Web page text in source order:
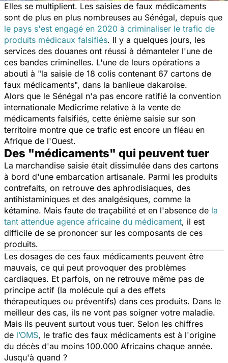
Elles se multiplient. Les saisies de faux médicaments
sont de plus en plus nombreuses au Sénégal, depuis que
le pays s'est engagé en 2020 à criminaliser le trafic de
produits médicaux falsifiés. Il y a quelques jours, les
services des douanes ont réussi à démanteler l'une de
ces bandes criminelles. L'une de leurs opérations a
abouti à "la saisie de 18 colis contenant 67 cartons de
faux médicaments", dans la banlieue dakaroise.
Alors que le Sénégal n'a pas encore ratifié la convention
internationale Medicrime relative à la vente de
médicaments falsifiés, cette énième saisie sur son
territoire montre que ce trafic est encore un fléau en
Afrique de l'Ouest.
Des "médicaments" qui peuvent tuer
La marchandise saisie était dissimulée dans des cartons
à bord d'une embarcation artisanale. Parmi les produits
contrefaits, on retrouve des aphrodisiaques, des
antihistaminiques et des analgésiques, comme la
kétamine. Mais faute de traçabilité et en l'absence de la
tant attendue agence africaine du médicament, il est
difficile de se prononcer sur les composants de ces
produits.
Les dosages de ces faux médicaments peuvent être
mauvais, ce qui peut provoquer des problèmes
cardiaques. Et parfois, on ne retrouve même pas de
principe actif (la molécule qui a des effets
thérapeutiques ou préventifs) dans ces produits. Dans le
meilleur des cas, ils ne vont pas soigner votre maladie.
Mais ils peuvent surtout vous tuer. Selon les chiffres
de l’OMS, le trafic des faux médicaments est à l'origine
du décès d'au moins 100.000 Africains chaque année.
Jusqu'à quand ?